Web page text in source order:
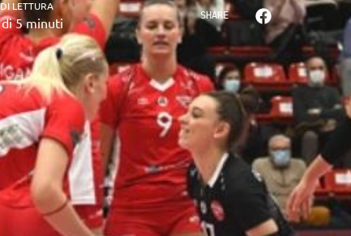
LETTURA
5 minuti SHARE